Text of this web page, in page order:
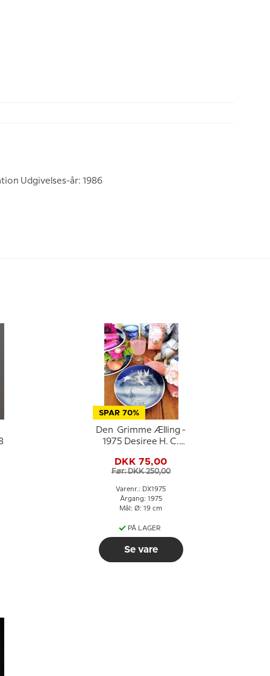
Udgivelses-år: 1986
SPAR 70%
Den Grimme Ælling -
1975 Desiree H. C.
DKK 75,00
Før: DKK 250,00
Varenr.: DX1975
Årgang: 1975
Mål: Ø: 19 cm
PÅ LAGER
Se vare